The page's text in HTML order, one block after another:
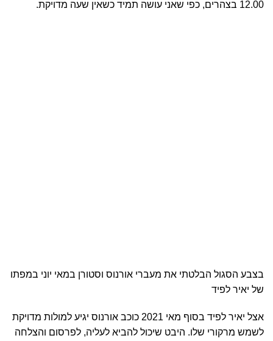
12.00 בצהרים, כפי שאני עושה תמיד כשאין שעה מדויקת.
בצבע הסגול הבלטתי את מעברי אורנוס וסטורן במאי יוני במפתו
של יאיר לפיד
אצל יאיר לפיד בסוף מאי 2021 כוכב אורנוס יגיע למולות מדויקת
לשמש מרקורי שלו. היבט שיכול להביא לעליה, לפרסום והצלחה